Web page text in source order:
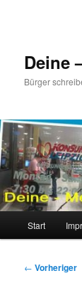
Deine
Bürger
Start
← Vorheriger